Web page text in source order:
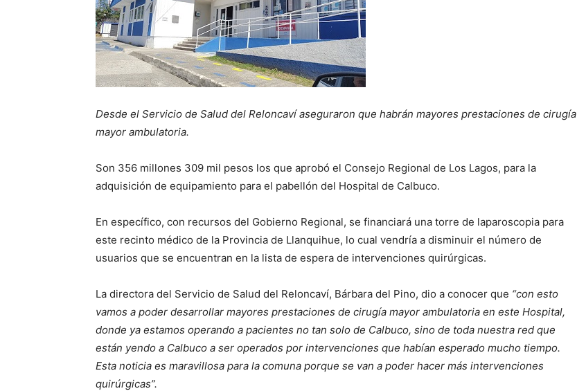
Desde el Servicio de Salud del Reloncaví aseguraron que habrán mayores prestaciones de cirugía
mayor ambulatoria.
Son 356 millones 309 mil pesos los que aprobó el Consejo Regional de Los Lagos, para la
adquisición de equipamiento para el pabellón del Hospital de Calbuco.
En específico, con recursos del Gobierno Regional, se financiará una torre de laparoscopia para
este recinto médico de la Provincia de Llanquihue, lo cual vendría a disminuir el número de
usuarios que se encuentran en la lista de espera de intervenciones quirúrgicas.
La directora del Servicio de Salud del Reloncaví, Bárbara del Pino, dio a conocer que “con esto
vamos a poder desarrollar mayores prestaciones de cirugía mayor ambulatoria en este Hospital,
donde ya estamos operando a pacientes no tan solo de Calbuco, sino de toda nuestra red que
están yendo a Calbuco a ser operados por intervenciones que habían esperado mucho tiempo.
Esta noticia es maravillosa para la comuna porque se van a poder hacer más intervenciones
quirúrgicas”.